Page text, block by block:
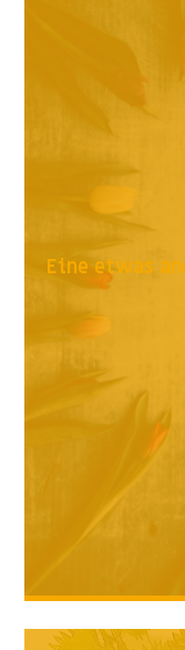
Eine etwas